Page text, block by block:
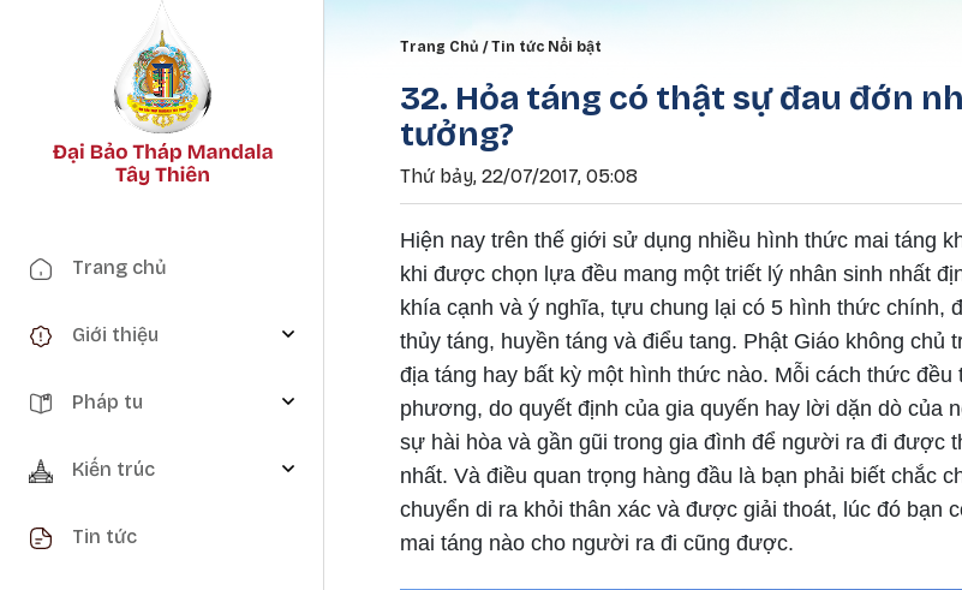
Main navigation
Trang chủ
Giới thiệu
Pháp tu
Kiến trúc
Tin tức
Breadcrumb
Trang Chủ Tin tức Nổi bật
32. Hỏa táng có thật sự đau đớn
tưởng?
Thứ bảy, 22/07/2017, 05:08
Hiện nay trên thế giới sử dụng nhiều hình thức mai táng
khi được chọn lựa đều mang một triết lý nhân sinh nhất
khía cạnh và ý nghĩa, tựu chung lại có 5 hình thức chính,
thủy táng, huyền táng và điểu tang. Phật Giáo không chủ
địa táng hay bất kỳ một hình thức nào. Mỗi cách thức đều
phương, do quyết định của gia quyến hay lời dặn dò của
sự hài hòa và gần gũi trong gia đình để người ra đi được
nhất. Và điều quan trọng hàng đầu là bạn phải biết chắc
chuyển di ra khỏi thân xác và được giải thoát, lúc đó bạn
mai táng nào cho người ra đi cũng được.